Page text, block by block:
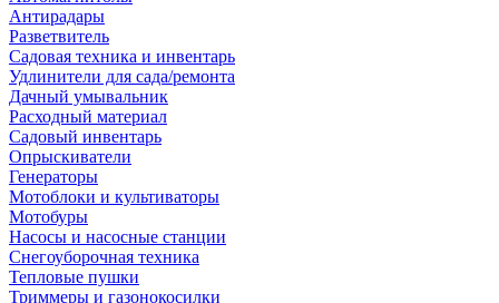
Антирадары
Разветвитель
Садовая техника и инвентарь
Удлинители для сада/ремонта
Дачный умывальник
Расходный материал
Садовый инвентарь
Опрыскиватели
Генераторы
Мотоблоки и культиваторы
Мотобуры
Насосы и насосные станции
Снегоуборочная техника
Тепловые пушки
Триммеры и газонокосилки